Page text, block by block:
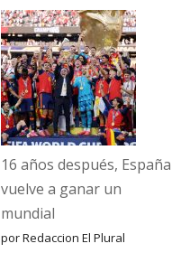
16 años después, España
vuelve a ganar un
mundial
por Redaccion El Plural